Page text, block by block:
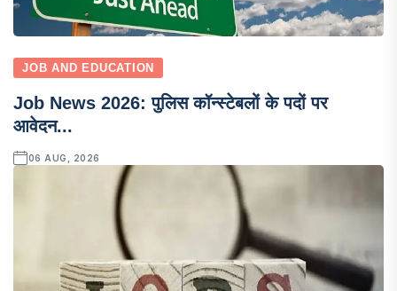
JOB AND EDUCATION
Job News 2026: पुलिस कॉन्स्टेबलों के पदों पर
आवेदन...
06 AUG, 2026